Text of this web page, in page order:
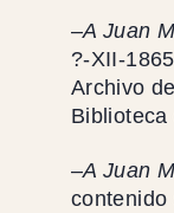
–A Juan
?-XII-
Archivo
–A Juan
contenido